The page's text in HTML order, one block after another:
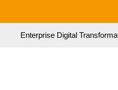
Enterprise Digital